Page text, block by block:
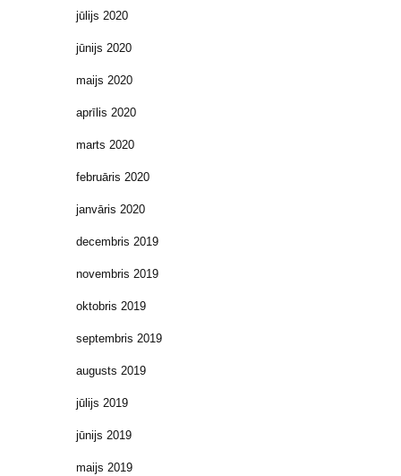
jūlijs 2020
jūnijs 2020
maijs 2020
aprīlis 2020
marts 2020
februāris 2020
janvāris 2020
decembris 2019
novembris 2019
oktobris 2019
septembris 2019
augusts 2019
jūlijs 2019
jūnijs 2019
maijs 2019